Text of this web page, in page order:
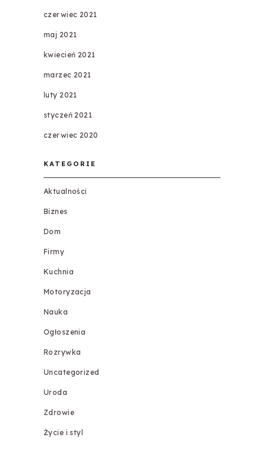
czerwiec 2021
maj 2021
kwiecień 2021
marzec 2021
luty 2021
styczeń 2021
czerwiec 2020
KATEGORIE
Aktualności
Biznes
Dom
Firmy
Kuchnia
Motoryzacja
Nauka
Ogłoszenia
Rozrywka
Uncategorized
Uroda
Zdrowie
Życie i styl